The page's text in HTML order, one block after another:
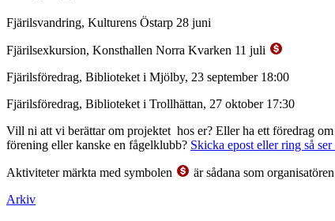
Fjärilsvandring, Kulturens Östarp 28 juni
Fjärilsexkursion, Konsthallen Norra Kvarken 11 juli
Fjärilsföredrag, Biblioteket i Mjölby, 23 september 18:00
Fjärilsföredrag, Biblioteket i Trollhättan, 27 oktober 17:30
Vill ni att vi berättar om projektet hos er? Eller ha ett föredrag
förening eller kanske en fågelklubb? Skicka epost eller ring så
Aktiviteter märkta med symbolen
är sådana som
Arkiv